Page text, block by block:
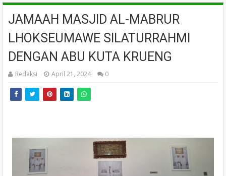
JAMAAH MASJID AL-MABRUR
LHOKSEUMAWE SILATURRAHMI
DENGAN ABU KUTA KRUENG
Redaksi April 21, 2024 0